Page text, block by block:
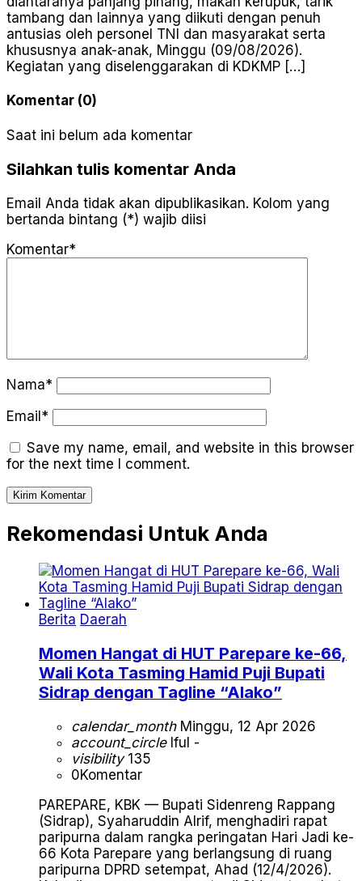
tambang dan lainnya yang diikuti dengan penuh
antusias oleh personel TNI dan masyarakat serta
khususnya anak-anak, Minggu (09/08/2026).
Kegiatan yang diselenggarakan di KDKMP […]
Komentar (0)
Saat ini belum ada komentar
Silahkan tulis komentar Anda
Email Anda tidak akan dipublikasikan. Kolom yang
bertanda bintang (*) wajib diisi
Komentar*
Nama*
Email*
Save my name, email, and website in this browser
for the next time I comment.
Rekomendasi Untuk Anda
Berita Daerah
Momen Hangat di HUT Parepare ke-66,
Wali Kota Tasming Hamid Puji Bupati
Sidrap dengan Tagline “Alako”
calendar_monthMinggu, 12 Apr 2026
account_circleIful -
visibility135
0Komentar
PAREPARE, KBK — Bupati Sidenreng Rappang
(Sidrap), Syaharuddin Alrif, menghadiri rapat
paripurna dalam rangka peringatan Hari Jadi ke-
66 Kota Parepare yang berlangsung di ruang
paripurna DPRD setempat, Ahad (12/4/2026).